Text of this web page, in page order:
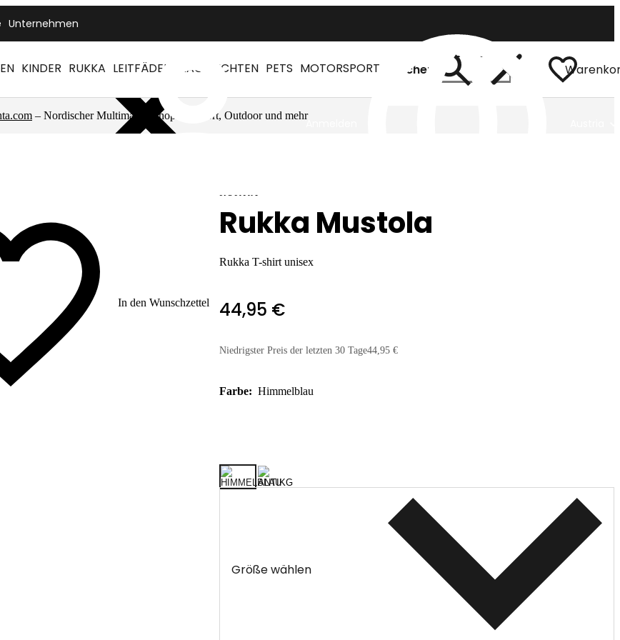
Unternehmen
Anmelden
KINDER RUKKA LEITFÄDEN NACHRICHTEN PETS MOTORSPORT Suchen
– Nordischer Multimarkenshop für Sport, Outdoor und mehr
In den Wunschzettel
RUKKA
Rukka Mustola
Rukka T-shirt unisex
44,95 €
Niedrigster Preis der letzten 30 Tage44,95 €
Farbe: Himmelblau
Größe wählen